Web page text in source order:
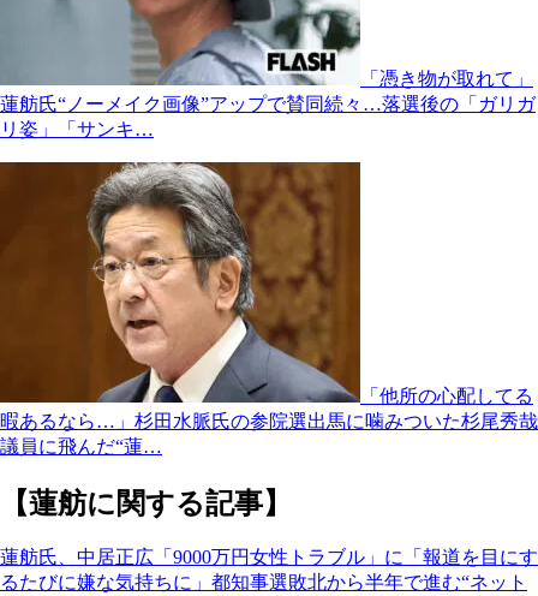
「憑き物が取れて」
蓮舫氏“ノーメイク画像”アップで賛同続々…落選後の「ガリガ
リ姿」「サンキ…
「他所の心配してる
暇あるなら…」杉田水脈氏の参院選出馬に噛みついた杉尾秀哉
議員に飛んだ“蓮…
【蓮舫に関する記事】
蓮舫氏、中居正広「9000万円女性トラブル」に「報道を目にす
るたびに嫌な気持ちに」都知事選敗北から半年で進む“ネット